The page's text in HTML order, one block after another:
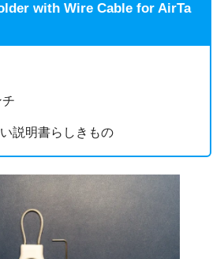
with Wire Cable for AirTa
説明書らしきもの